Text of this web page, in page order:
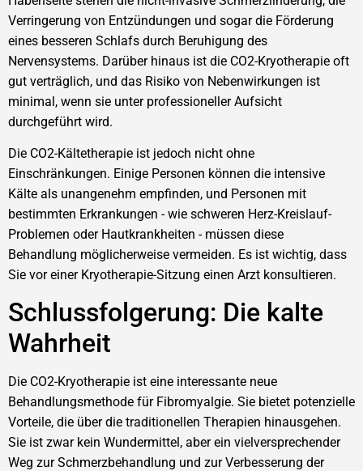
Verringerung von Entzündungen und sogar die Förderung
eines besseren Schlafs durch Beruhigung des
Nervensystems. Darüber hinaus ist die CO2-Kryotherapie oft
gut verträglich, und das Risiko von Nebenwirkungen ist
minimal, wenn sie unter professioneller Aufsicht
durchgeführt wird.
Die CO2-Kältetherapie ist jedoch nicht ohne
Einschränkungen. Einige Personen können die intensive
Kälte als unangenehm empfinden, und Personen mit
bestimmten Erkrankungen - wie schweren Herz-Kreislauf-
Problemen oder Hautkrankheiten - müssen diese
Behandlung möglicherweise vermeiden. Es ist wichtig, dass
Sie vor einer Kryotherapie-Sitzung einen Arzt konsultieren.
Schlussfolgerung: Die kalte
Wahrheit
Die CO2-Kryotherapie ist eine interessante neue
Behandlungsmethode für Fibromyalgie. Sie bietet potenzielle
Vorteile, die über die traditionellen Therapien hinausgehen.
Sie ist zwar kein Wundermittel, aber ein vielversprechender
Weg zur Schmerzbehandlung und zur Verbesserung der